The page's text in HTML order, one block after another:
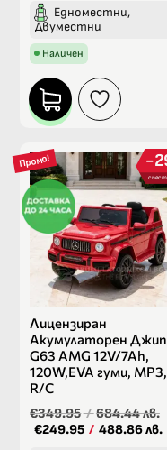
Едноместни,
Двуместни
Наличен
Промо!
Лицензиран
Акумулаторен Джип
G63 AMG 12V/7Ah,
120W,EVA гуми, МР3,
R/C
€349.95/684.44 лв.
€249.95 / 488.86 лв.